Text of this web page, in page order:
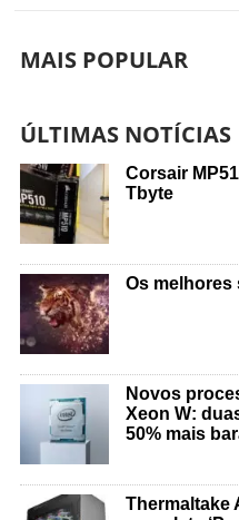
MAIS POPULAR
ÚLTIMAS NOTÍCIAS
Corsair
Tbyte
Os melhores
Novos
Xeon W:
50% mais
Thermaltake